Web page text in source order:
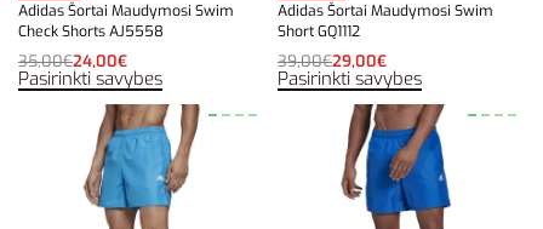
Adidas Šortai Maudymosi Swim
Check Shorts AJ5558
35,00€24,00€
Pasirinkti savybes
Adidas Šortai Maudymosi Swim
Short GQ1112
39,00€29,00€
Pasirinkti savybes